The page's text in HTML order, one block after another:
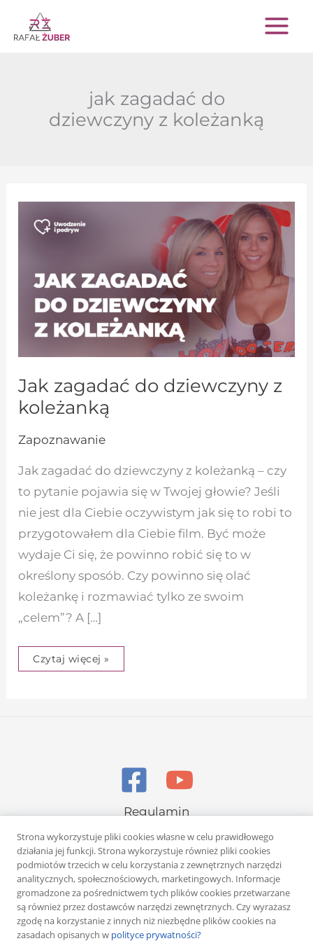
Przejdź
do
jak zagadać do
dziewczyny z koleżanką
Jak zagadać do dziewczyny z
koleżanką
Zapoznawanie
Jak zagadać do dziewczyny z koleżanką – czy
to pytanie pojawia się w Twojej głowie? Jeśli
nie jest dla Ciebie oczywistym jak się to robi to
przygotowałem dla Ciebie film. Być może
wydaje Ci się, że powinno robić się to w
określony sposób. Czy powinno się olać
koleżankę i rozmawiać tylko ze swoim
„celem”? A […]
Jak
zagadać
do
dziewczyny
Czytaj więcej »
Regulamin
Polityka prywatności
Copyright © 2026 Rafał Żuber
Strona wykorzystuje pliki cookies własne w celu prawidłowego
działania jej funkcji. Strona wykorzystuje również pliki cookies
podmiotów trzecich w celu korzystania z zewnętrznych narzędzi
analitycznych, społecznościowych, marketingowych. Informacje
gromadzone za pośrednictwem tych plików cookies przetwarzane
są również przez dostawców narzędzi zewnętrznych. Czy wyrażasz
zgodę na korzystanie z innych niż niezbędne plików cookies na
zasadach opisanych w polityce prywatności?